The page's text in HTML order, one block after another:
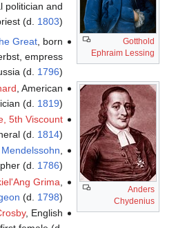
Gotthold
Ephraim Lessing
Anders
Chydenius
politician and
(d. 1803)
Great , born
empress
(d. 1796)
, American
(d. 1819)
5th Viscount
(d. 1814)
,
(d. 1786)
Grima
(d. 1798)
, English